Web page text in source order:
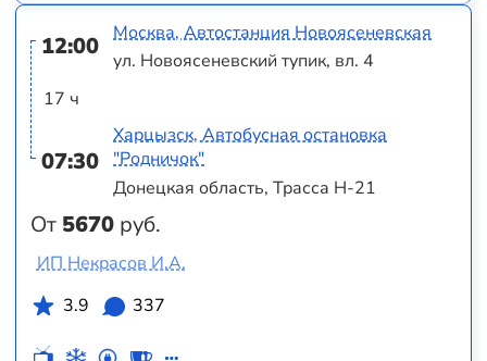
12:00
17 ч
07:30
От 5670 руб.
Москва, Автостанция Новоясеневская
ул. Новоясеневский тупик, вл. 4
Харцызск, Автобусная остановка
"Родничок"
Донецкая область, Трасса Н-21
ИП Некрасов И.А.
3.9
337